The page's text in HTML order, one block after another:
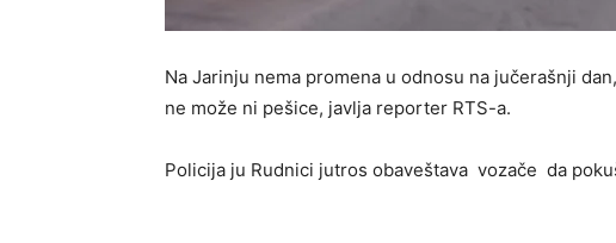
Na Jarinju nema promena u odnosu na jučerašnji
ne može ni pešice, javlja reporter RTS-a.
Policija ju Rudnici jutros obaveštava vozače da